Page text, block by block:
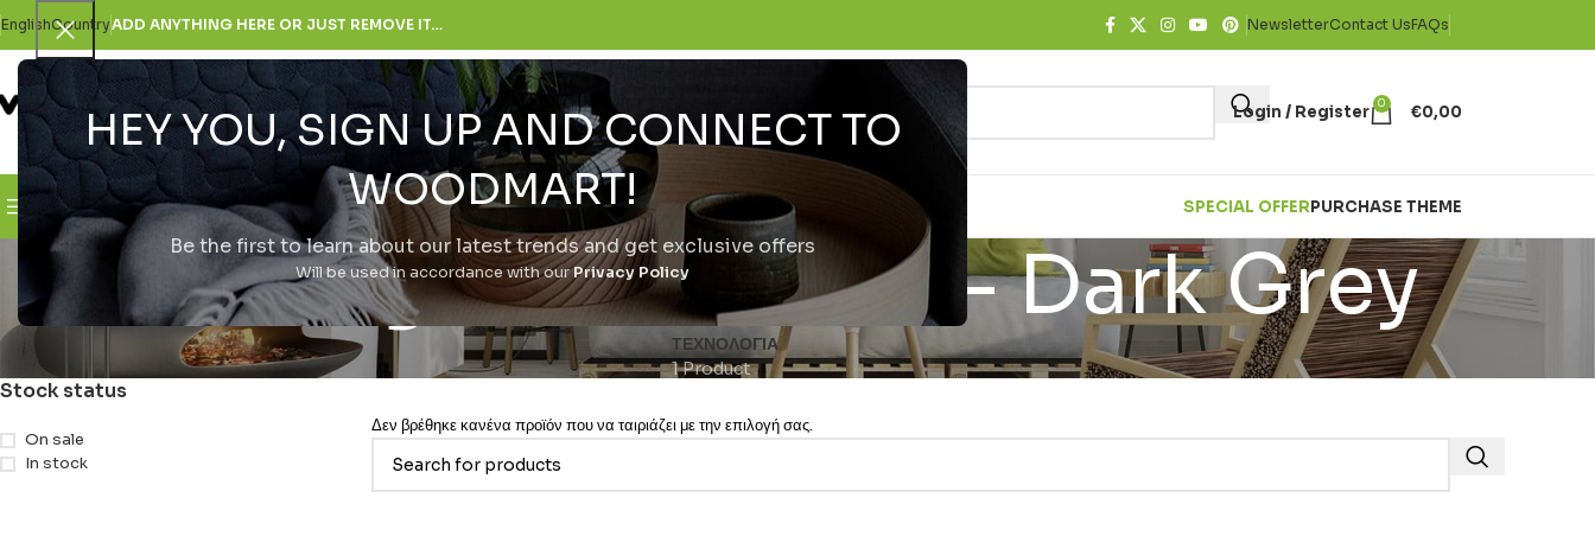
HEY YOU, SIGN UP AND CONNECT TO
WOODMART!
Be the first to learn about our latest trends and get exclusive offers
Will be used in accordance with ourPrivacy Policy
EnglishCountryADD ANYTHING HERE OR JUST REMOVE IT… NewsletterContact UsFAQs
SELECT CATEGORY
Login / Register 0 €0,00
Browse Categories H Εταιρεία SPECIAL OFFERPURCHASE THEME
Nothing Watch 3 Pro - Dark Grey
ΤΕΧΝΟΛΟΓΊΑ
1 Product
Stock status
On sale
In stock
Δεν βρέθηκε κανένα προϊόν που να ταιριάζει με την επιλογή σας.